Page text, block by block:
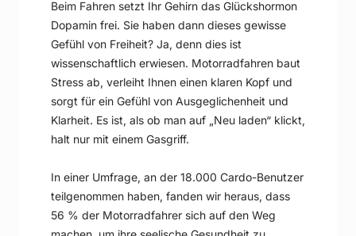
Beim Fahren setzt Ihr Gehirn das Glückshormon
Dopamin frei. Sie haben dann dieses gewisse
Gefühl von Freiheit? Ja, denn dies ist
wissenschaftlich erwiesen. Motorradfahren baut
Stress ab, verleiht Ihnen einen klaren Kopf und
sorgt für ein Gefühl von Ausgeglichenheit und
Klarheit. Es ist, als ob man auf „Neu laden“ klickt,
halt nur mit einem Gasgriff.
In einer Umfrage, an der 18.000 Cardo-Benutzer
teilgenommen haben, fanden wir heraus, dass
56 % der Motorradfahrer sich auf den Weg